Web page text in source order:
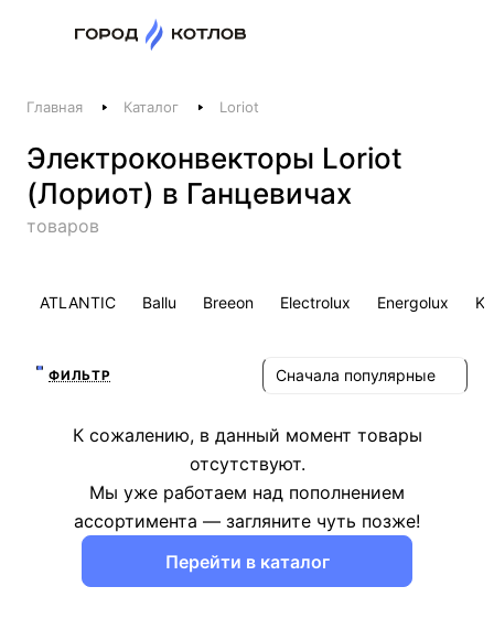
Телефоны
+375 44 511-06-41
+375 29 237-06-41
Котлы и отопление
Главная Каталог Loriot
Электроконвекторы Loriot
(Лориот) в Ганцевичах
товаров
ATLANTIC Ballu Breeon Electrolux Energolux
ФИЛЬТР Сначала популярные
К сожалению, в данный момент товары
отсутствуют.
Мы уже работаем над пополнением
ассортимента — загляните чуть позже!
Перейти в каталог